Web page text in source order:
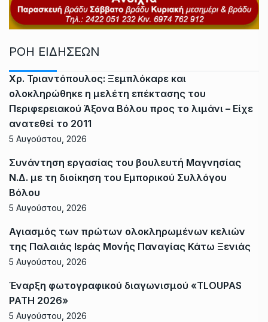
ΡΟΗ ΕΙΔΗΣΕΩΝ
Χρ. Τριαντόπουλος: Ξεμπλόκαρε και
ολοκληρώθηκε η μελέτη επέκτασης του
Περιφερειακού Άξονα Βόλου προς το λιμάνι – Είχε
ανατεθεί το 2011
5 Αυγούστου, 2026
Συνάντηση εργασίας του βουλευτή Μαγνησίας
Ν.Δ. με τη διοίκηση του Εμπορικού Συλλόγου
Βόλου
5 Αυγούστου, 2026
Αγιασμός των πρώτων ολοκληρωμένων κελιών
της Παλαιάς Ιεράς Μονής Παναγίας Κάτω Ξενιάς
5 Αυγούστου, 2026
Έναρξη φωτογραφικού διαγωνισμού «TLOUPAS
PATH 2026»
5 Αυγούστου, 2026